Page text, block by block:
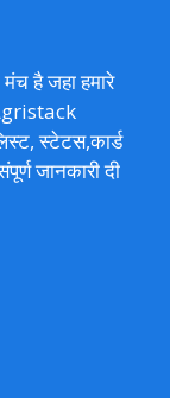
है जहा हमारे
स्टेटस,कार्ड
जानकारी दी